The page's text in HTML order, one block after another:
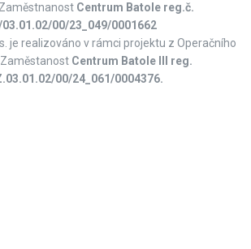
Centrum Batole reg.č.
00/23_049/0001662
je realizováno v rámci projektu z Operačního
Centrum Batole III reg.
00/24_061/0004376.